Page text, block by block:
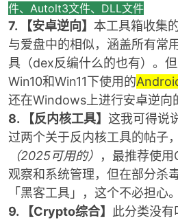
件、Autolt3文件、DLL文件
7. 【安卓逆向】 本工具箱收集
与爱盘中的相似，涵盖所有常
具（dex反编什么的也有）。
Win10和Win11下使用的
还在Windows上进行安卓逆向
8. 【反内核工具】 这我可得说
过两个关于反内核工具的帖子
（2025可用的）
，最推荐使
观察和系统管理，但在部分杀
「黑客工具」，这个不必担心。
9. 【Crypto综合】 此分类没